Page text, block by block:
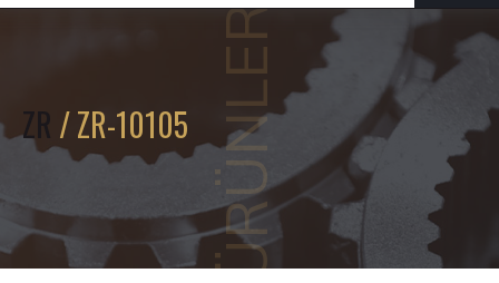
ÜRÜNLER
ZR / ZR-10105